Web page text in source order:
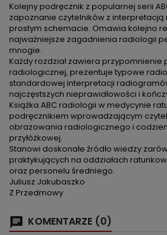
Kolejny podręcznik z popularnej serii
zapoznanie czytelników z
prostym schemacie. Omawia kolejno
najważniejsze zagadnienia radiologii
mnogie.
Każdy rozdział zawiera
radiologicznej, prezentuje typowe
standardowej interpretacji
najczęstszych nieprawidłowości i
Książka ABC radiologii w medycynie
podręcznikiem wprowadzającym
obrazowania radiologicznego i
przyłóżkowej.
Stanowi doskonałe źródło wiedzy
praktykujących na oddziałach
oraz personelu średniego.
Juliusz Jakubaszko
Z Przedmowy
KOMENTARZE (0)